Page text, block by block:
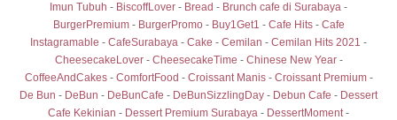
Imun Tubuh - BiscoffLover - Bread - Brunch cafe di Surabaya -
BurgerPremium- BurgerPromo- Buy1Get1 - Cafe Hits- Cafe
Instagramable - CafeSurabaya - Cake - Cemilan - Cemilan Hits 2021 -
CheesecakeLover - CheesecakeTime - Chinese New Year-
CoffeeAndCakes- ComfortFood - Croissant Manis - Croissant Premium-
De Bun - DeBun - DeBunCafe - DeBunSizzlingDay - Debun Cafe - Dessert
Cafe Kekinian - Dessert Premium Surabaya - DessertMoment-